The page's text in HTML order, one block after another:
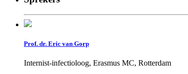
Prof. dr. Eric van Gorp
Internist-infectioloog, Erasmus MC, Rotterdam